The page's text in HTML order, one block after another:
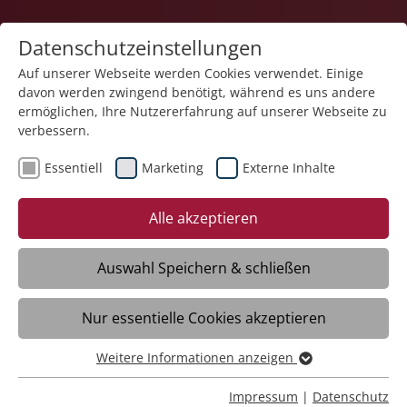
07.10.2025
Zehn Jahre gelebte Inklusion:
Das BBF feiert Jubiläum
Bad Waldsee – Ein besonderes Jubiläum
wurde gefeiert: Das Bildungs-,
Begegnungs- und Förderzentrum (BBF),
getragen von den Liebenauer
Arbeitswelten und den Integrations-
Datenschutzeinstellungen
Auf unserer Webseite werden Cookies verwendet. Einige
davon werden zwingend benötigt, während es uns andere
ermöglichen, Ihre Nutzererfahrung auf unserer Webseite zu
verbessern.
Essentiell Marketing Externe Inhalte
Alle akzeptieren
Auswahl Speichern & schließen
Nur essentielle Cookies akzeptieren
Essentiell
Essentielle Cookies werden für grundlegende Funktionen
Weitere Informationen anzeigen
Impressum | Datenschutz